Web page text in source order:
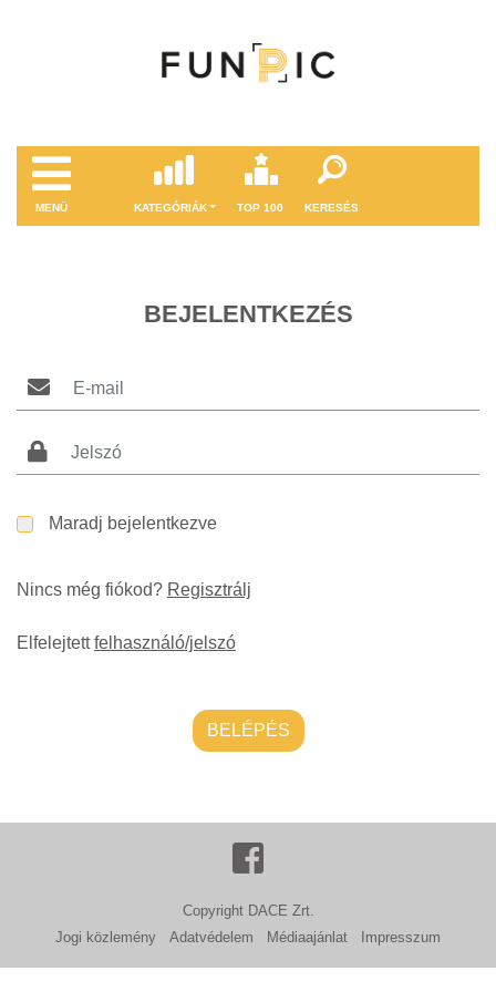
MENÜ KATEGÓRIÁK TOP 100 KERESÉS
BEJELENTKEZÉS
Maradj bejelentkezve
Nincs még fiókod? Regisztrálj
Elfelejtettfelhasználó/jelszó
BELÉPÉS
Copyright DACE Zrt.
Jogi közlemény
Adatvédelem Médiaajánlat Impresszum